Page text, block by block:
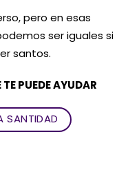
pero en esas
ser iguales si
santos.
PUEDE AYUDAR
SANTIDAD